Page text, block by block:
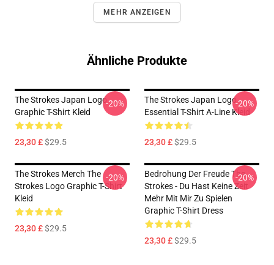
MEHR ANZEIGEN
Ähnliche Produkte
The Strokes Japan Logo
Graphic T-Shirt Kleid
23,30 £$29.5
-20%
The Strokes Japan Logo
Essential T-Shirt A-Line Kleid
23,30 £$29.5
-20%
The Strokes Merch The
Strokes Logo Graphic T-Shirt
Kleid
23,30 £$29.5
-20%
Bedrohung Der Freude The
Strokes - Du Hast Keine Zeit
Mehr Mit Mir Zu Spielen
Graphic T-Shirt Dress
23,30 £$29.5
-20%